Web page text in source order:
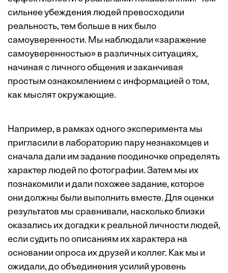
сильнее убеждения людей превосходили
реальность, тем больше в них было
самоуверенности. Мы наблюдали «заражение
самоуверенностью» в различных ситуациях,
начиная с личного общения и заканчивая
простым ознакомлением с информацией о том,
как мыслят окружающие.
Например, в рамках одного эксперимента мы
пригласили в лабораторию пару незнакомцев и
сначала дали им задание поодиночке определять
характер людей по фотографии. Затем мы их
познакомили и дали похожее задание, которое
они должны были выполнить вместе. Для оценки
результатов мы сравнивали, насколько близки
оказались их догадки к реальной личности людей,
если судить по описаниям их характера на
основании опроса их друзей и коллег. Как мы и
ожидали, до объединения усилий уровень